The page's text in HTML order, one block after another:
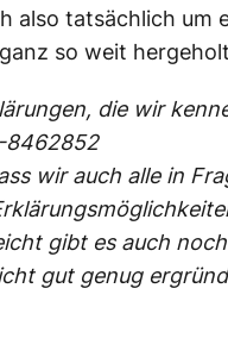
also tatsächlich um
so weit
die wir
8462852
wir auch alle in
gibt es auch noch
gut genug